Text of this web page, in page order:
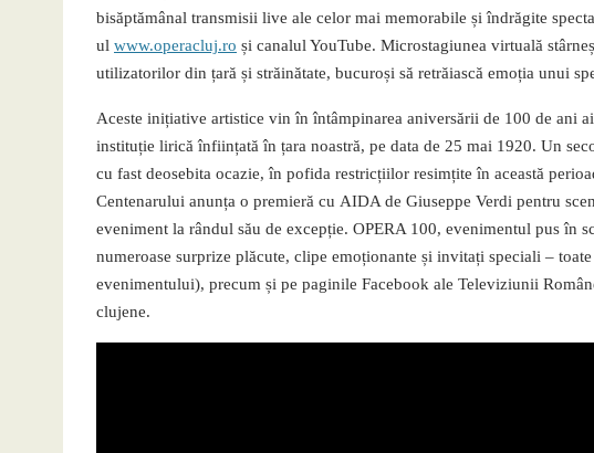
bisăptămânal transmisii live ale celor mai memorabile și îndrăgite
ul www.operacluj.ro și canalul YouTube. Microstagiunea virtuală
utilizatorilor din țară și străinătate, bucuroși să retrăiască emoția unui
Aceste inițiative artistice vin în întâmpinarea aniversării de 100 de ani
instituție lirică înființată în țara noastră, pe data de 25 mai 1920. Un
cu fast deosebita ocazie, în pofida restricțiilor resimțite în această
Centenarului anunța o premieră cu AIDA de Giuseppe Verdi pentru
eveniment la rândul său de excepție. OPERA 100, evenimentul pus în
numeroase surprize plăcute, clipe emoționante și invitați speciali –
evenimentului), precum și pe paginile Facebook ale Televiziunii
clujene.